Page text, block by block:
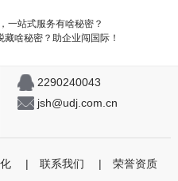
一站式服务有啥秘密？
啥秘密？助企业闯国际！
2290240043
jsh@udj.com.cn
| 联系我们 | 荣誉资质